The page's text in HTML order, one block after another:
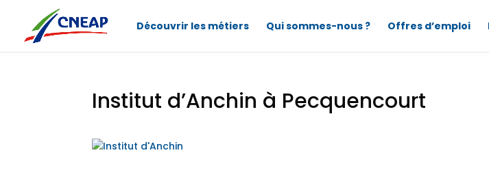
Découvrir les métiers Qui sommes-nous ? Offres d’emploi
Institut d’Anchin à Pecquencourt